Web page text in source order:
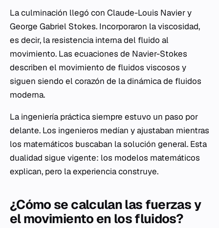
La culminación llegó con Claude-Louis Navier y
George Gabriel Stokes. Incorporaron la viscosidad,
es decir, la resistencia interna del fluido al
movimiento. Las ecuaciones de Navier-Stokes
describen el movimiento de fluidos viscosos y
siguen siendo el corazón de la dinámica de fluidos
moderna.
La ingeniería práctica siempre estuvo un paso por
delante. Los ingenieros medían y ajustaban mientras
los matemáticos buscaban la solución general. Esta
dualidad sigue vigente: los modelos matemáticos
explican, pero la experiencia construye.
¿Cómo se calculan las fuerzas y
el movimiento en los fluidos?